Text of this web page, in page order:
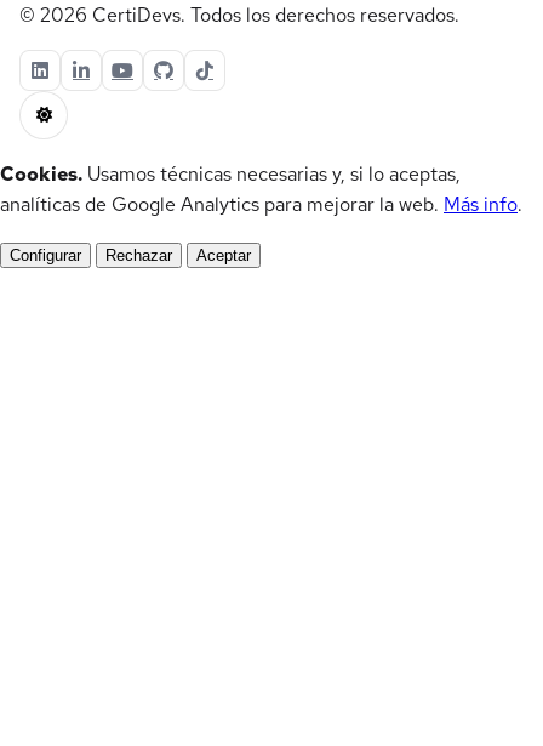
© 2026 CertiDevs. Todos los derechos reservados.
Cookies. Usamos técnicas necesarias y, si lo aceptas,
analíticas de Google Analytics para mejorar la web. Más info.
Configurar Rechazar Aceptar